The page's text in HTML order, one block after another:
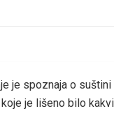
je spoznaja o
je lišeno bilo